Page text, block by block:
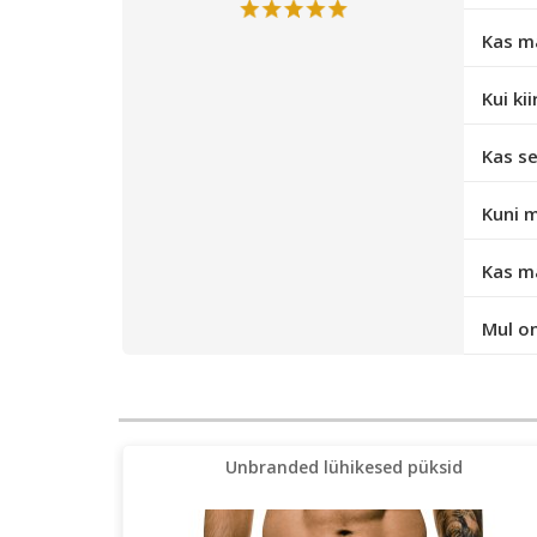
Kas
Kui
Kas
Kuni
Kas
Mul
Unbranded lühikesed püksid